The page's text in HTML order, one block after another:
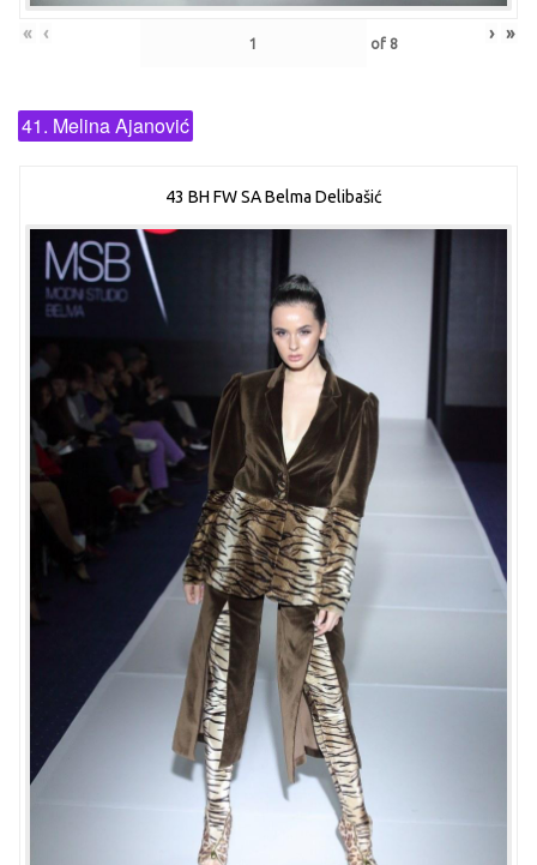
« ‹ of 8 › »
41. Melina Ajanović
43 BH FW SA Belma Delibašić